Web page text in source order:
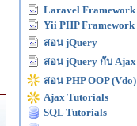
Laravel Framework
Yii PHP Framework
สอน jQuery
สอน jQuery กับ Ajax
สอน PHP OOP (Vdo)
Ajax Tutorials
SQL Tutorials